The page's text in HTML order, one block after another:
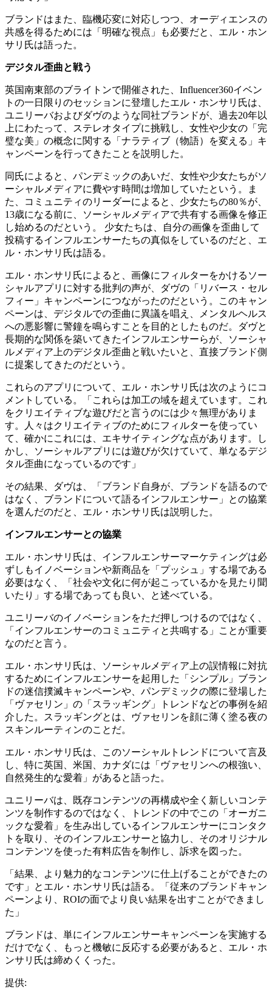
ブランドはまた、臨機応変に対応しつつ、オーディエンスの
共感を得るためには「明確な視点」も必要だと、エル・ホン
サリ氏は語った。
デジタル歪曲と戦う
英国南東部のブライトンで開催された、Influencer360イベン
トの一日限りのセッションに登壇したエル・ホンサリ氏は、
ユニリーバおよびダヴのような同社ブランドが、過去20年以
上にわたって、ステレオタイプに挑戦し、女性や少女の「完
璧な美」の概念に関する「ナラティブ（物語）を変える」キ
ャンペーンを行ってきたことを説明した。
同氏によると、パンデミックのあいだ、女性や少女たちがソ
ーシャルメディアに費やす時間は増加していたという。ま
た、コミュニティのリーダーによると、少女たちの80％が、
13歳になる前に、ソーシャルメディアで共有する画像を修正
し始めるのだという。 少女たちは、自分の画像を歪曲して
投稿するインフルエンサーたちの真似をしているのだと、エ
ル・ホンサリ氏は語る。
エル・ホンサリ氏によると、画像にフィルターをかけるソー
シャルアプリに対する批判の声が、ダヴの「リバース・セル
フィー」キャンペーンにつながったのだという。このキャン
ペーンは、デジタルでの歪曲に異議を唱え、メンタルヘルス
への悪影響に警鐘を鳴らすことを目的としたものだ。ダヴと
長期的な関係を築いてきたインフルエンサーらが、ソーシャ
ルメディア上のデジタル歪曲と戦いたいと、直接ブランド側
に提案してきたのだという。
これらのアプリについて、エル・ホンサリ氏は次のようにコ
メントしている。「これらは加工の域を超えています。これ
をクリエイティブな遊びだと言うのには少々無理がありま
す。人々はクリエイティブのためにフィルターを使ってい
て、確かにこれには、エキサイティングな点があります。し
かし、ソーシャルアプリには遊びが欠けていて、単なるデジ
タル歪曲になっているのです」
その結果、ダヴは、「ブランド自身が、ブランドを語るので
はなく、ブランドについて語るインフルエンサー」との協業
を選んだのだと、エル・ホンサリ氏は説明した。
インフルエンサーとの協業
エル・ホンサリ氏は、インフルエンサーマーケティングは必
ずしもイノベーションや新商品を「プッシュ」する場である
必要はなく、「社会や文化に何が起こっているかを見たり聞
いたり」する場であっても良い、と述べている。
ユニリーバのイノベーションをただ押しつけるのではなく、
「インフルエンサーのコミュニティと共鳴する」ことが重要
なのだと言う。
エル・ホンサリ氏は、ソーシャルメディア上の誤情報に対抗
するためにインフルエンサーを起用した「シンプル」ブラン
ドの迷信撲滅キャンペーンや、パンデミックの際に登場した
「ヴァセリン」の「スラッギング」トレンドなどの事例を紹
介した。スラッギングとは、ヴァセリンを顔に薄く塗る夜の
スキンルーティンのことだ。
エル・ホンサリ氏は、このソーシャルトレンドについて言及
し、特に英国、米国、カナダには「ヴァセリンへの根強い、
自然発生的な愛着」があると語った。
ユニリーバは、既存コンテンツの再構成や全く新しいコンテ
ンツを制作するのではなく、トレンドの中でこの「オーガニ
ックな愛着」を生み出しているインフルエンサーにコンタク
トを取り、そのインフルエンサーと協力し、そのオリジナル
コンテンツを使った有料広告を制作し、訴求を図った。
「結果、より魅力的なコンテンツに仕上げることができたの
です」とエル・ホンサリ氏は語る。「従来のブランドキャン
ペーンより、ROIの面でより良い結果を出すことができまし
た」
ブランドは、単にインフルエンサーキャンペーンを実施する
だけでなく、もっと機敏に反応する必要があると、エル・ホ
ンサリ氏は締めくくった。
提供: